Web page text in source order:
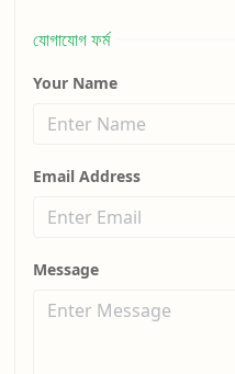
যোগাযোগ ফর্ম
Your Name
Email Address
Message